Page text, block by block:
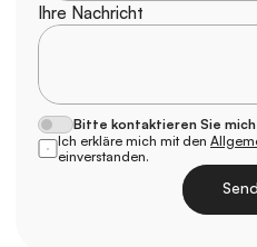
Ihre Nachricht
Bitte kontaktieren Sie
Ich erkläre mich mit den
einverstanden.